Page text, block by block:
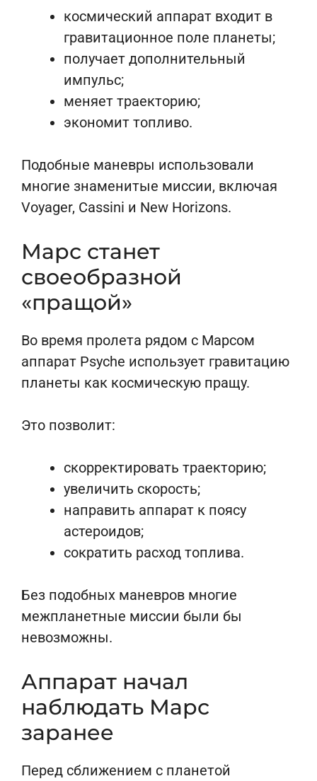
космический аппарат входит в
гравитационное поле планеты;
получает дополнительный
импульс;
меняет траекторию;
экономит топливо.
Подобные маневры использовали
многие знаменитые миссии, включая
Voyager, Cassini и New Horizons.
Марс станет
своеобразной
«пращой»
Во время пролета рядом с Марсом
аппарат Psyche использует гравитацию
планеты как космическую пращу.
Это позволит:
скорректировать траекторию;
увеличить скорость;
направить аппарат к поясу
астероидов;
сократить расход топлива.
Без подобных маневров многие
межпланетные миссии были бы
невозможны.
Аппарат начал
наблюдать Марс
заранее
Перед сближением с планетой